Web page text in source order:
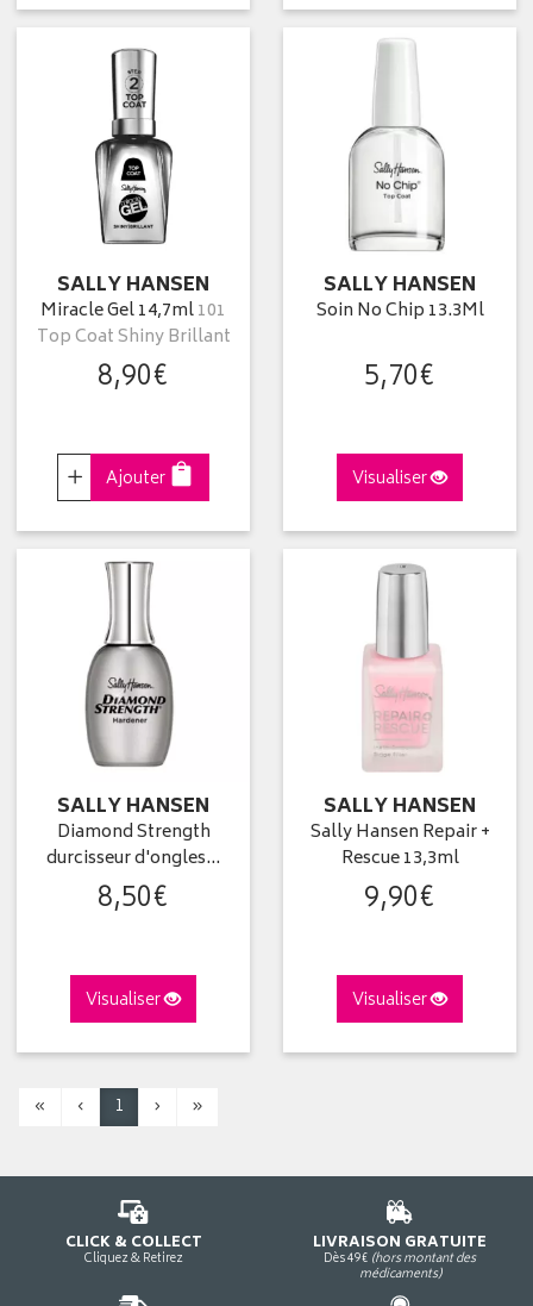
SALLY HANSEN
Miracle Gel 14,7ml101
Top Coat Shiny Brillant
8,90€
Choisir
Ajouter
SALLY HANSEN
Soin No Chip 13.3Ml
5,70€
Visualiser
SALLY HANSEN
Diamond Strength
durcisseur d'ongles…
8,50€
Visualiser
SALLY HANSEN
Sally Hansen Repair +
Rescue 13,3ml
9,90€
Visualiser
« ‹ 1 › »
CLICK & COLLECT
Cliquez & Retirez
LIVRAISON GRATUITE
Dès 49€ (hors montant des
médicaments)